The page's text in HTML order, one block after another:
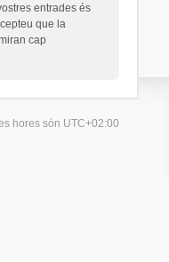
entrades és
que la
cap
hores són UTC+02:00